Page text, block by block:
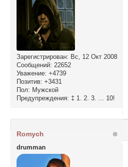
Зарегистрирован: Вс, 12 Окт 2008
Сообщений: 22652
Уважение: +4739
Позитив: +3431
Пол: Мужской
Предупреждения: ‡ 1. 2. 3. ... 10!
Romych
drumman